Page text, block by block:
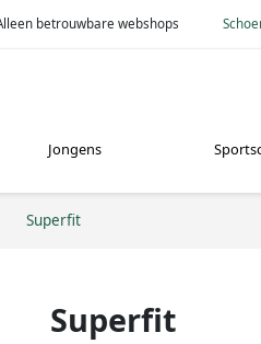
betrouwbare webshops
Jongens
Superfit
Superfit